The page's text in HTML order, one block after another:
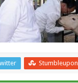
Stumbleupon